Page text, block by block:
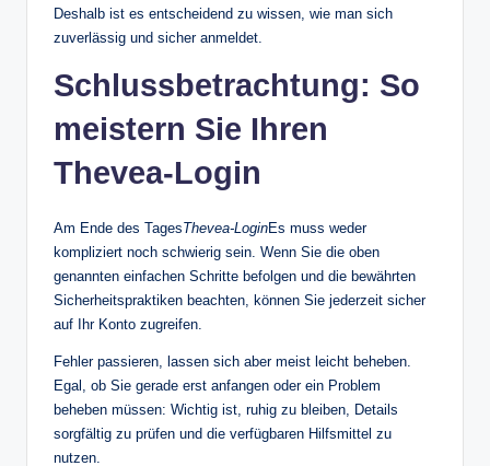
Deshalb ist es entscheidend zu wissen, wie man sich
zuverlässig und sicher anmeldet.
Schlussbetrachtung: So
meistern Sie Ihren
Thevea-Login
Am Ende des TagesThevea-LoginEs muss weder
kompliziert noch schwierig sein. Wenn Sie die oben
genannten einfachen Schritte befolgen und die bewährten
Sicherheitspraktiken beachten, können Sie jederzeit sicher
auf Ihr Konto zugreifen.
Fehler passieren, lassen sich aber meist leicht beheben.
Egal, ob Sie gerade erst anfangen oder ein Problem
beheben müssen: Wichtig ist, ruhig zu bleiben, Details
sorgfältig zu prüfen und die verfügbaren Hilfsmittel zu
nutzen.